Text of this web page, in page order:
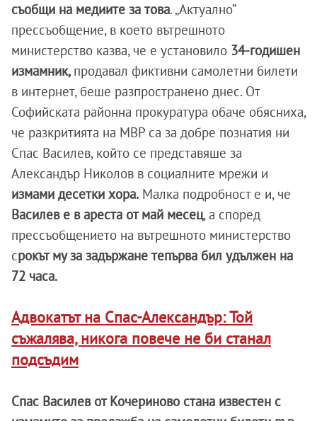
съобщи на медиите за това. „Актуално”
прессъобщение, в което вътрешното
министерство казва, че е установило 34-годишен
измамник, продавал фиктивни самолетни билети
в интернет, беше разпространено днес. От
Софийската районна прокуратура обаче обясниха,
че разкритията на МВР са за добре познатия ни
Спас Василев, който се представяше за
Александър Николов в социалните мрежи и
измами десетки хора. Малка подробност е и, че
Василев е в ареста от май месец, а според
прессъобщението на вътрешното министерство
срокът му за задържане тепърва бил удължен на
72 часа.
Адвокатът на Спас-Александър: Той
съжалява, никога повече не би станал
подсъдим
Спас Василев от Кочериново стана известен с